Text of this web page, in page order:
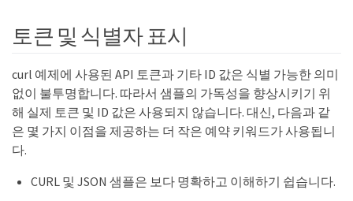
토큰 및 식별자 표시
curl 예제에 사용된 API 토큰과 기타 ID 값은 식별 가능한 의미
없이 불투명합니다. 따라서 샘플의 가독성을 향상시키기 위
해 실제 토큰 및 ID 값은 사용되지 않습니다. 대신, 다음과 같
은 몇 가지 이점을 제공하는 더 작은 예약 키워드가 사용됩니
다.
CURL 및 JSON 샘플은 보다 명확하고 이해하기 쉽습니다.